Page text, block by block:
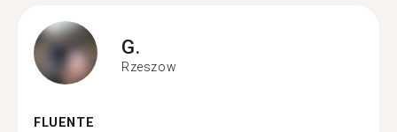
G.
Rzeszow
FLUENTE